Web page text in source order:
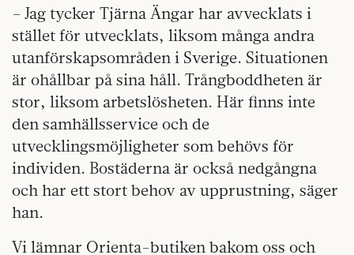
– Jag tycker Tjärna Ängar har avvecklats i
stället för utvecklats, liksom många andra
utanförskapsområden i Sverige. Situationen
är ohållbar på sina håll. Trångboddheten är
stor, liksom arbetslösheten. Här finns inte
den samhällsservice och de
utvecklingsmöjligheter som behövs för
individen. Bostäderna är också nedgångna
och har ett stort behov av upprustning, säger
han.
Vi lämnar Orienta-butiken bakom oss och